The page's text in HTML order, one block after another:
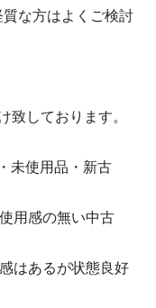
な方はよくご検討
致しております。
未使用品・新古
用感の無い中古
はあるが状態良好